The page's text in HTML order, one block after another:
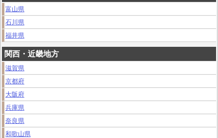
富山県
石川県
福井県
関西・近畿地方
滋賀県
京都府
大阪府
兵庫県
奈良県
和歌山県